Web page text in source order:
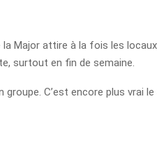
la Major attire à la fois les
surtout en fin de semaine.
C’est encore plus vrai le